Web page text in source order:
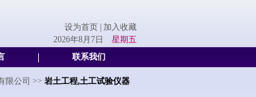
设为首页
加入收藏
2026年8月7日 星期五
联系我们
限公司 >> 岩土工程,土工试验仪器